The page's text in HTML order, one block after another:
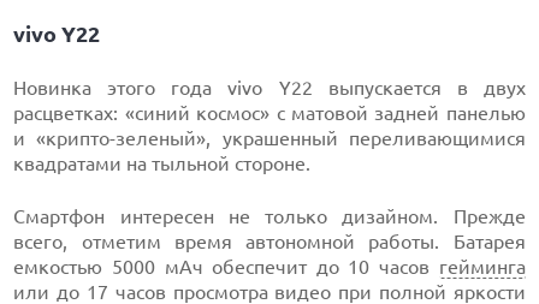
vivo Y22
Новинка этого года vivo Y22 выпускается в двух
расцветках: «синий космос» с матовой задней панелью
и «крипто-зеленый», украшенный переливающимися
квадратами на тыльной стороне.
Смартфон интересен не только дизайном. Прежде
всего, отметим время автономной работы. Батарея
емкостью 5000 мАч обеспечит до 10 часов гейминга
или до 17 часов просмотра видео при полной яркости